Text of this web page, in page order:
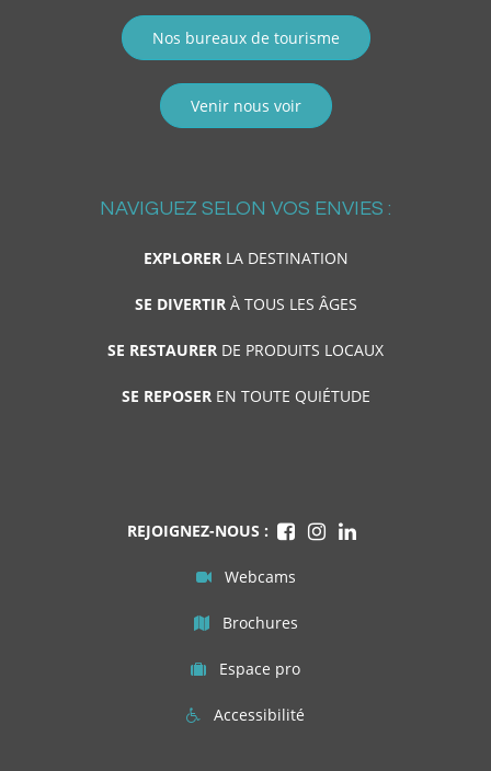
Nos bureaux de tourisme
Venir nous voir
NAVIGUEZ SELON VOS ENVIES :
EXPLORERLA DESTINATION
SE DIVERTIRÀ TOUS LES ÂGES
SE RESTAURER DE PRODUITS LOCAUX
SE REPOSEREN TOUTE QUIÉTUDE
REJOIGNEZ-NOUS :
Webcams
Brochures
Espace pro
Accessibilité